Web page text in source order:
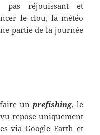
pas réjouissant et
le clou, la météo
partie de la journée
faire un prefishing, le
repose uniquement
via Google Earth et